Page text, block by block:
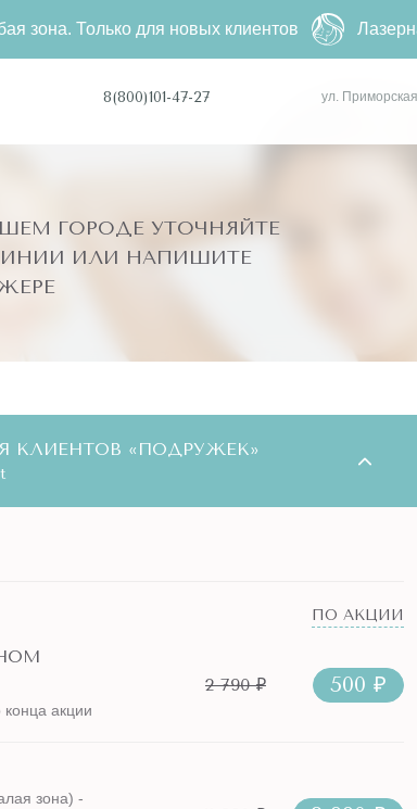
8(800)101-47-27 ул.
ГОРОДЕ УТОЧНЯЙТЕ
ИЛИ НАПИШИТЕ
«ПОДРУЖЕК»
ПО АКЦИИ
конца акции
2 790 ₽ 500 ₽
зона) -
для новых клиентов Лазерная